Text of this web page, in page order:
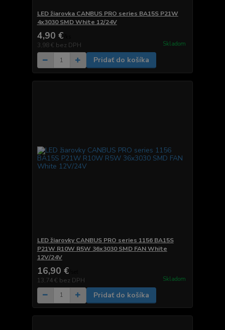
LED žiarovka CANBUS PRO series BA15S P21W
4x3030 SMD White 12/24V
4,90 €
3,98 € bez DPH Skladom
Pridať do košíka
LED žiarovky CANBUS PRO series 1156 BA15S
P21W R10W R5W 36x3030 SMD FAN White
12V/24V
16,90 €
13,74 € bez DPH Skladom
Pridať do košíka